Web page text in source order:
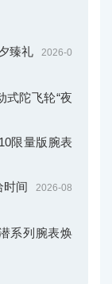
臻礼 2026-0
式陀飞轮“夜
限量版腕表
时间 2026-08
系列腕表焕